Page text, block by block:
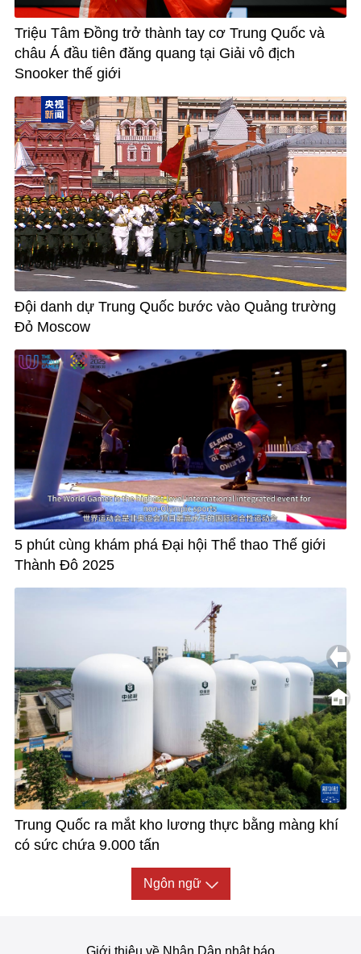
Triệu Tâm Đồng trở thành tay cơ Trung Quốc và
châu Á đầu tiên đăng quang tại Giải vô địch
Snooker thế giới
Đội danh dự Trung Quốc bước vào Quảng trường
Đỏ Moscow
5 phút cùng khám phá Đại hội Thể thao Thế giới
Thành Đô 2025
Trung Quốc ra mắt kho lương thực bằng màng khí
có sức chứa 9.000 tấn
Ngôn ngữ